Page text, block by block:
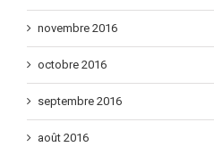
novembre 2016
octobre 2016
septembre 2016
août 2016